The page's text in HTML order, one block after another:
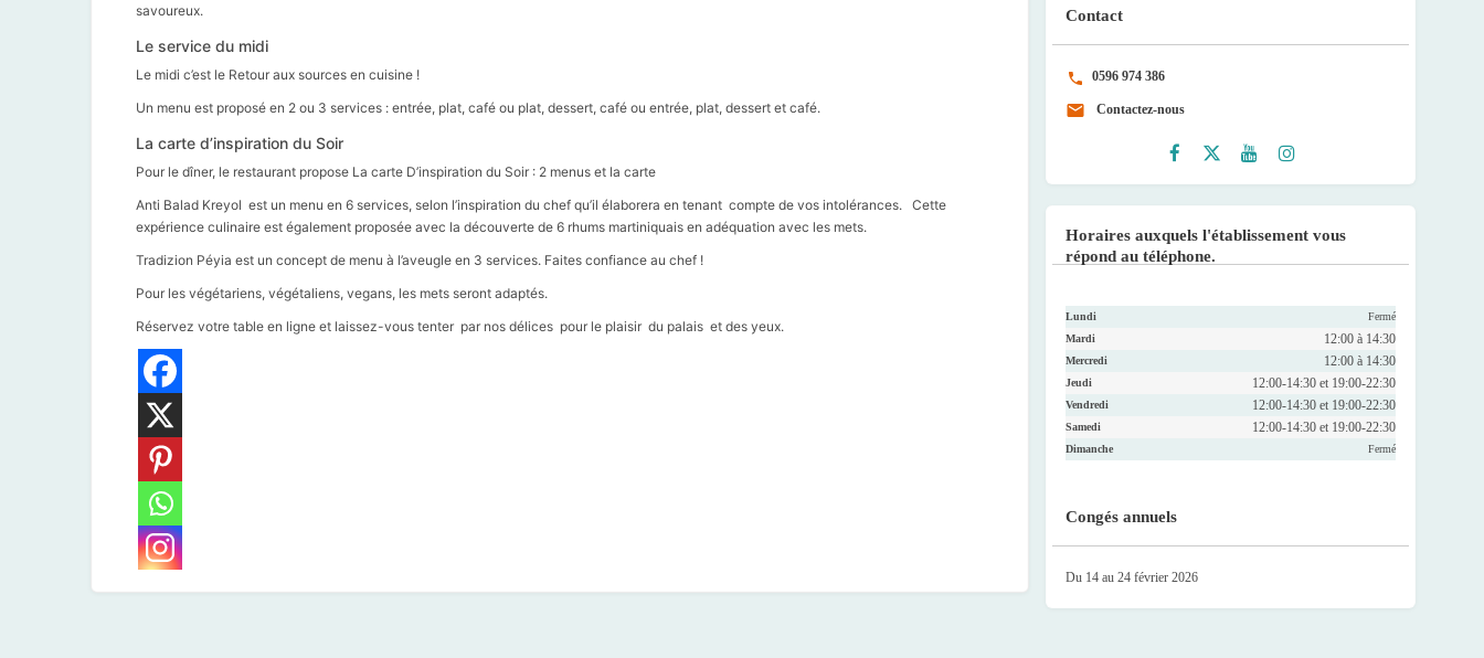
savoureux.
Le service du midi
Le midi c’est le Retour aux sources en cuisine !
Un menu est proposé en 2 ou 3 services : entrée, plat, café ou plat, dessert, café ou entrée, plat, dessert et café.
La carte d’inspiration du Soir
Pour le dîner, le restaurant propose La carte D’inspiration du Soir : 2 menus et la carte
Anti Balad Kreyol est un menu en 6 services, selon l’inspiration du chef qu’il élaborera en tenant compte de vos intolérances. Cette
expérience culinaire est également proposée avec la découverte de 6 rhums martiniquais en adéquation avec les mets.
Tradizion Péyia est un concept de menu à l’aveugle en 3 services. Faites confiance au chef !
Pour les végétariens, végétaliens, vegans, les mets seront adaptés.
Réservez votre table en ligne et laissez-vous tenter par nos délices pour le plaisir du palais et des yeux.
Contact
0596 974 386
Contactez-nous
Horaires auxquels l'établissement vous
répond au téléphone.
Lundi
Fermé
Mardi
12:00 à 14:30
Mercredi 12:00 à 14:30
Jeudi 12:00-14:30 et 19:00-22:30
Vendredi 12:00-14:30 et 19:00-22:30
Samedi 12:00-14:30 et 19:00-22:30
Dimanche Fermé
Congés annuels
Du 14 au 24 février 2026